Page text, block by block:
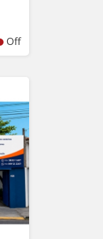
Off